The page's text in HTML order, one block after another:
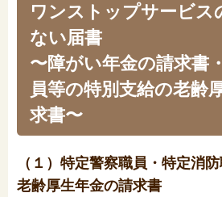
ワンストップサービス
ない届書
〜障がい年金の請求書
員等の特別支給の老齢
求書〜
（１）特定警察職員・特定消
老齢厚生年金の請求書